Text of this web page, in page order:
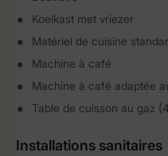
Koelkast met vriezer
Matériel de cuisine
Machine à café
Machine à café adaptée
Table de cuisson au gaz
Installations sanitaires